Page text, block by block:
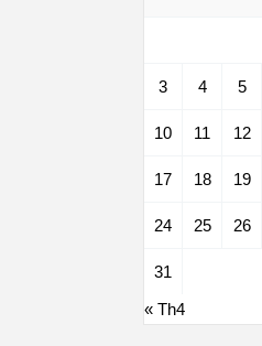
3 4 5
10 11 12
17 18 19
24 25 26
31
« Th4